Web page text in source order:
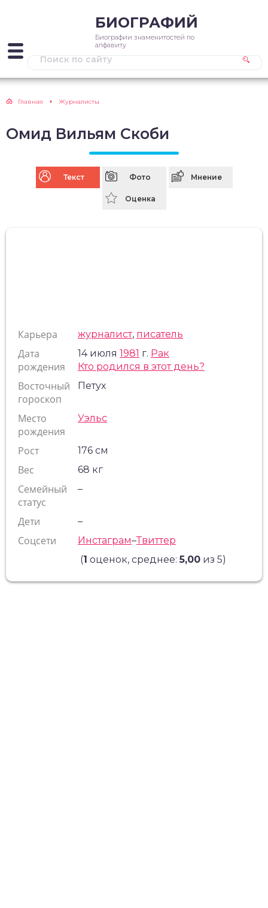
БИОГРАФИЙ
Биографии знаменитостей по
алфавиту
Главная Журналисты
Омид Вильям Скоби
Текст Фото Мнение
Оценка
Карьера журналист, писатель
Дата
рождения
14 июля 1981 г. Рак
Кто родился в этот день?
Восточный
гороскоп
Петух
Место
рождения
Уэльс
Рост 176 см
Вес 68 кг
Семейный
статус
–
Дети –
Соцсети Инстаграм–Твиттер
(1 оценок, среднее:5,00 из 5)